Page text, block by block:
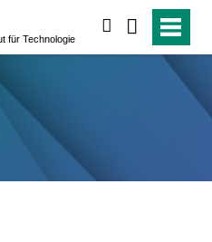
für Technologie